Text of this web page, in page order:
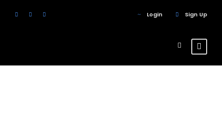
Login Sign Up